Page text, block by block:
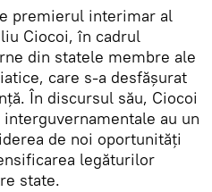
premierul interimar al
Ciocoi, în cadrul
din statele membre ale
care s-a desfășurat
În discursul său, Ciocoi
au un
de noi oportunități
legăturilor
state.